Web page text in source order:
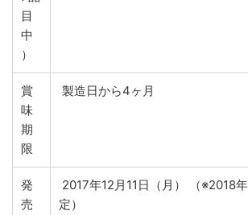
目
中
）
賞
味
期
限
製造日から4ヶ月
発
売
2017年12月11日（月） （※2018
定）